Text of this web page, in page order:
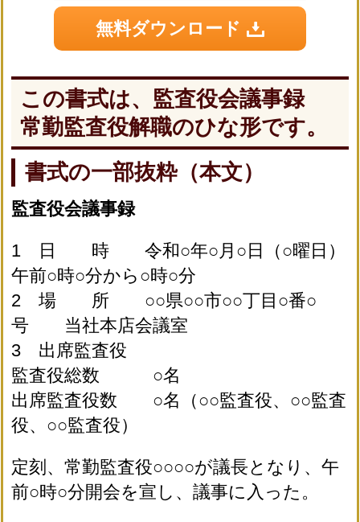
無料ダウンロード
この書式は、監査役会議事録
常勤監査役解職のひな形です。
書式の一部抜粋（本文）
監査役会議事録
1 日 時 令和○年○月○日（○曜日）
午前○時○分から○時○分
2 場 所 ○○県○○市○○丁目○番○
号 当社本店会議室
3 出席監査役
監査役総数 ○名
出席監査役数 ○名（○○監査役、○○監査
役、○○監査役）
定刻、常勤監査役○○○○が議長となり、午
前○時○分開会を宣し、議事に入った。